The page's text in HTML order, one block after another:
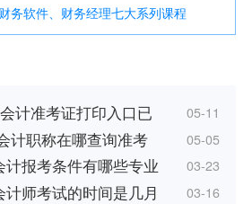
务软件、财务经理七大系列课程
计准考证打印入口已 05-11
计职称在哪查询准考 05-05
计报考条件有哪些专业 03-23
师考试的时间是几月 03-16